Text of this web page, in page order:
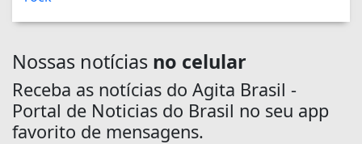
Nossas notícias no celular
Receba as notícias do Agita Brasil -
Portal de Noticias do Brasil no seu app
favorito de mensagens.